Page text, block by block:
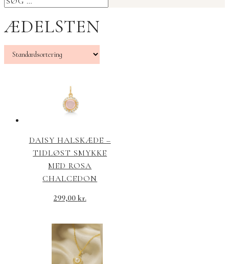
ÆDELSTEN
DAISY HALSKÆDE –
TIDLØST SMYKKE
MED ROSA
CHALCEDON
299,00 kr.